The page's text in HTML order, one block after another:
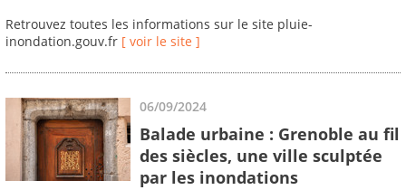
Retrouvez toutes les informations sur le site pluie-
inondation.gouv.fr [ voir le site ]
06/09/2024
Balade urbaine : Grenoble au fil
des siècles, une ville sculptée
par les inondations